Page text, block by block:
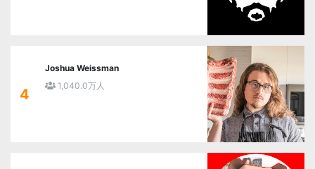
4
Joshua Weissman
1,040.0万人